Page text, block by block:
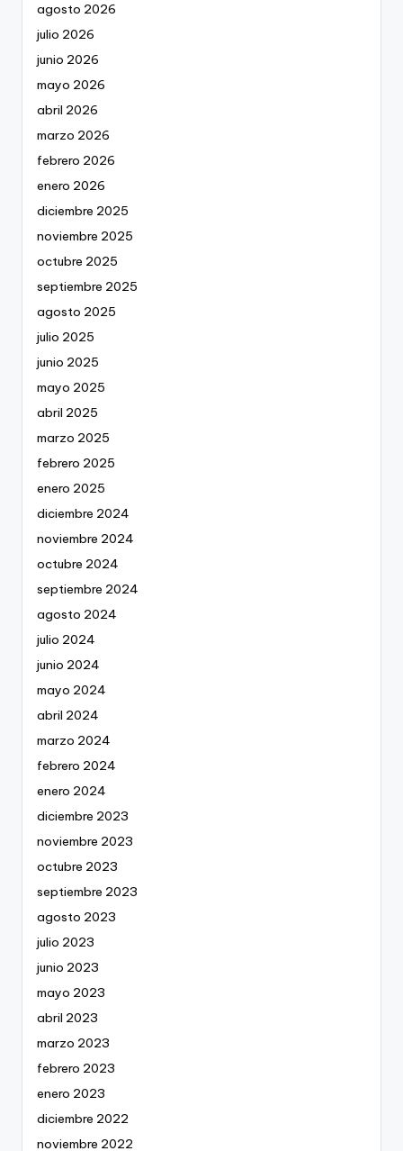
agosto 2026
julio 2026
junio 2026
mayo 2026
abril 2026
marzo 2026
febrero 2026
enero 2026
diciembre 2025
noviembre 2025
octubre 2025
septiembre 2025
agosto 2025
julio 2025
junio 2025
mayo 2025
abril 2025
marzo 2025
febrero 2025
enero 2025
diciembre 2024
noviembre 2024
octubre 2024
septiembre 2024
agosto 2024
julio 2024
junio 2024
mayo 2024
abril 2024
marzo 2024
febrero 2024
enero 2024
diciembre 2023
noviembre 2023
octubre 2023
septiembre 2023
agosto 2023
julio 2023
junio 2023
mayo 2023
abril 2023
marzo 2023
febrero 2023
enero 2023
diciembre 2022
noviembre 2022